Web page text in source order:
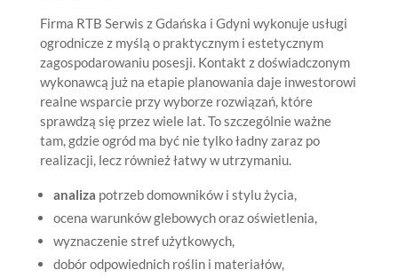
Firma RTB Serwis z Gdańska i Gdyni wykonuje usługi
ogrodnicze z myślą o praktycznym i estetycznym
zagospodarowaniu posesji. Kontakt z doświadczonym
wykonawcą już na etapie planowania daje inwestorowi
realne wsparcie przy wyborze rozwiązań, które
sprawdzą się przez wiele lat. To szczególnie ważne
tam, gdzie ogród ma być nie tylko ładny zaraz po
realizacji, lecz również łatwy w utrzymaniu.
analiza potrzeb domowników i stylu życia,
ocena warunków glebowych oraz oświetlenia,
wyznaczenie stref użytkowych,
dobór odpowiednich roślin i materiałów,